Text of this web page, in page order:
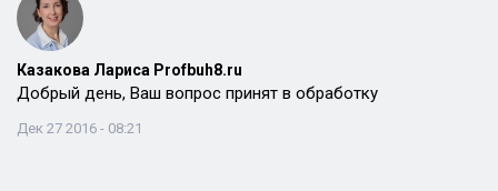
Казакова Лариса Profbuh8.ru
Добрый день, Ваш вопрос принят в обработку
Дек 27 2016 - 08:21